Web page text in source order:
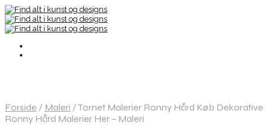
Forside / Maleri /Tornet Malerier Ronny Hård Køb Dekorative
Ronny Hård Malerier Her – Maleri